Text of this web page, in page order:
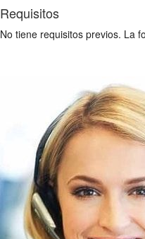
Requisitos
No tiene requisitos previos. La